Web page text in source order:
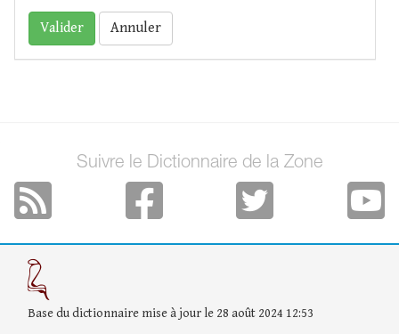
Annuler
Suivre le Dictionnaire de la Zone
Base du dictionnaire mise à jour le 28 août 2024 12:53